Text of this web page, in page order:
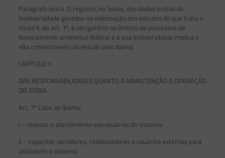
Parágrafo único. O registro, no Sisbia, dos dados brutos de
biodiversidade gerados na elaboração dos estudos de que trata o
inciso II, do art. 1º, é obrigatório no âmbito de processos de
licenciamento ambiental federal e a sua inobservância implica o
não conhecimento do estudo pelo Ibama.
CAPÍTULO II
DAS RESPONSABILIDADES QUANTO À MANUTENÇÃO E OPERAÇÃO
DO SISBIA
Art. 7º Cabe ao Ibama:
I – realizar o atendimento aos usuários do sistema;
II – capacitar servidores, colaboradores e usuários externos para
utilizarem o sistema;